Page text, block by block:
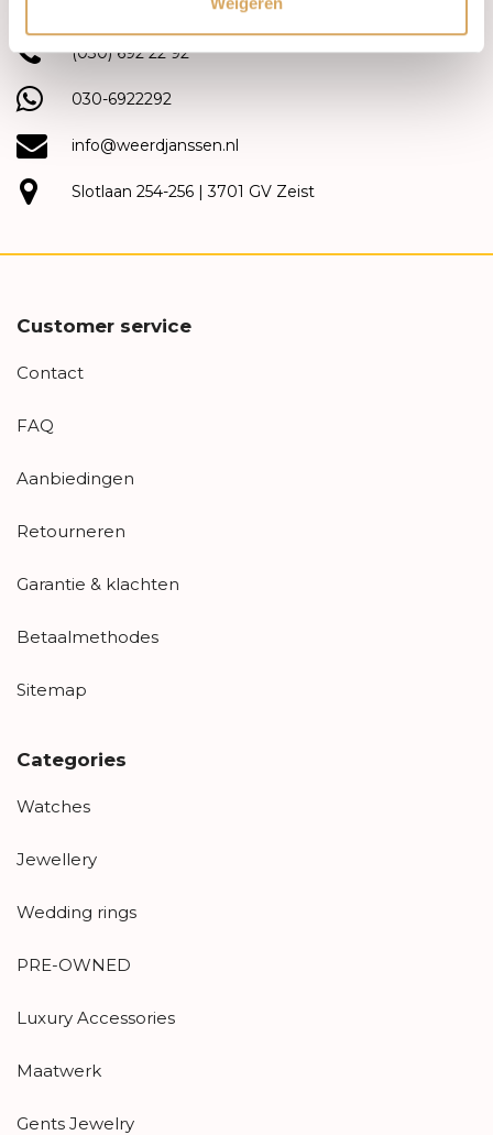
(030) 692 22 92
030-6922292
info@weerdjanssen.nl
Slotlaan 254-256 | 3701 GV Zeist
Customer service
Contact
FAQ
Aanbiedingen
Retourneren
Garantie & klachten
Betaalmethodes
Sitemap
Categories
Watches
Jewellery
Wedding rings
PRE-OWNED
Luxury Accessories
Maatwerk
Gents Jewelry